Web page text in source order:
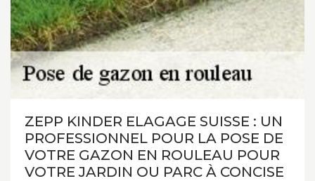
ZEPP KINDER ELAGAGE SUISSE : UN
PROFESSIONNEL POUR LA POSE DE
VOTRE GAZON EN ROULEAU POUR
VOTRE JARDIN OU PARC À CONCISE